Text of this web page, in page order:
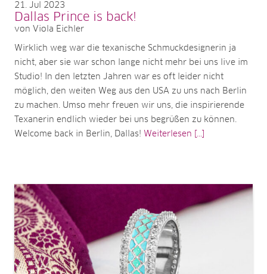
21 Jul 2023
Dallas Prince is back!
von Viola Eichler
Wirklich weg war die texanische Schmuckdesignerin ja
nicht, aber sie war schon lange nicht mehr bei uns live im
Studio! In den letzten Jahren war es oft leider nicht
möglich, den weiten Weg aus den USA zu uns nach Berlin
zu machen. Umso mehr freuen wir uns, die inspirierende
Texanerin endlich wieder bei uns begrüßen zu können.
Welcome back in Berlin, Dallas! Weiterlesen [...]